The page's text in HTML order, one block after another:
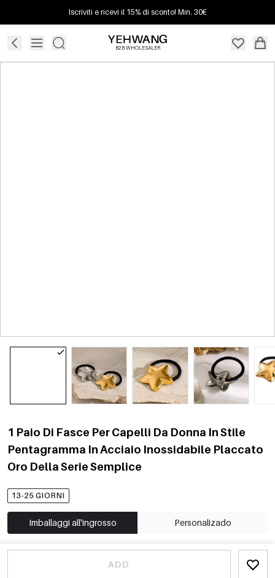
Iscriviti e ricevi il 15% di sconto! Min. 30€
B2B WHOLESALER
1 Paio Di Fasce Per Capelli Da Donna In Stile
Pentagramma In Acciaio Inossidabile Placcato
Oro Della Serie Semplice
13-25 GIORNI
Imballaggi all'ingrosso Personalizado
ADD